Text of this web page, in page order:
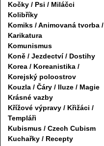
Kočky / Psi / Miláčci
Kolibříky
Komiks / Animovaná tvorba /
Karikatura
Komunismus
Koně / Jezdectví / Dostihy
Korea / Koreanistika /
Korejský poloostrov
Kouzla / Čáry / Iluze / Magie
Krásné vazby
Křížové výpravy / Křižáci /
Templáři
Kubismus / Czech Cubism
Kuchařky / Recepty